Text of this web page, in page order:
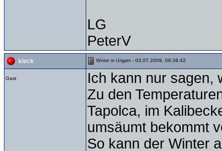
LG
PeterV
kleck Winter in Ungarn - 03.07.2009, 09:36:42
Gast
Ich kann nur sagen,
Zu den
Tapolca, im
umsäumt bekommt
So kann der Winter